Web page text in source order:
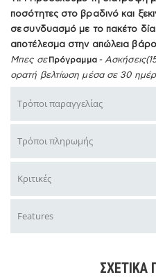
ποσότητες στο βραδινό και
σε συνδυασμό με το πακέτο
αποτέλεσμα στην απώλεια
Μπες σεΠρόγραμμα-
ορατή βελτίωση μέσα σε 30
Τρόποι παραγγελίας
Τρόποι πληρωμής
Κριτικές
Features
ΣΧΕΤΙΚΆ